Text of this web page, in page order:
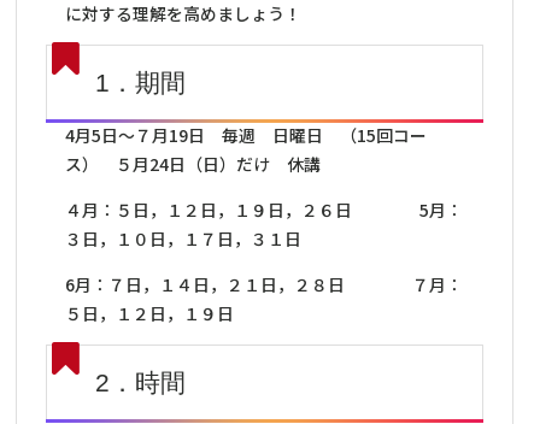
に対する理解を高めましょう！
1．期間
4月5日～７月19日 毎週 日曜日 （15回コー
ス） ５月24日（日）だけ 休講
４月：５日，１２日，１９日，２６日 5月：
３日，１０日，１７日，３１日
6月：７日，１４日，２１日，２８日 ７月：
５日，１２日，１９日
2．時間